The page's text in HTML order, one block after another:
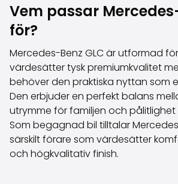
Miten säilytän autoni arvon?
Produkter & tjänster
Ytterligare biltjänster
SakaVarma
SakaKasko
Finansiering
Hemleverans
SakaVarma för kommersiella fordon
Tillbehör till bilen
Dragkrokar
Däck till din bil
Vem passar
för?
Mercedes-Benz GLC är utformad
värdesätter tysk premiumkvalitet
behöver den praktiska nyttan som
Den erbjuder en perfekt balans
utrymme för familjen och pålitlighet
Som begagnad bil tilltalar
särskilt förare som värdesätter
och högkvalitativ finish.